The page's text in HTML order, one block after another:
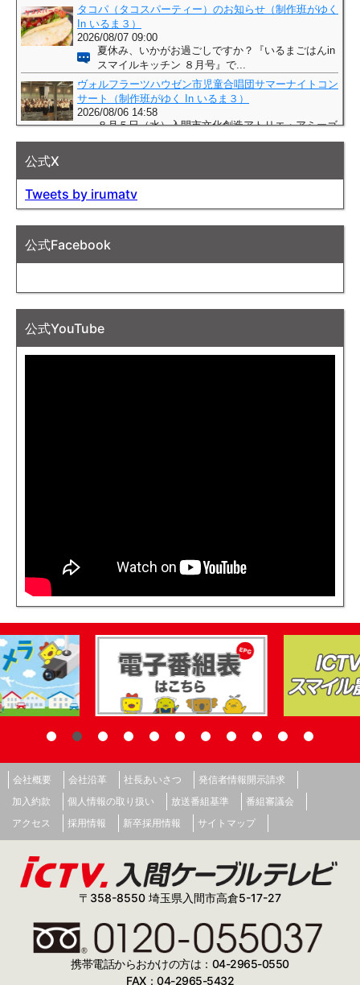
公式X
Tweets by irumatv
公式Facebook
公式YouTube
会社概要 会社沿革 社長あいさつ
発信者情報開示請求
加入約款
個人情報の取り扱い 放送番組基準
番組審議会
アクセス
採用情報 新卒採用情報 サイトマップ
〒358-8550 埼玉県入間市高倉5-17-27
携帯電話からおかけの方は：04-2965-0550
FAX：04-2965-5432